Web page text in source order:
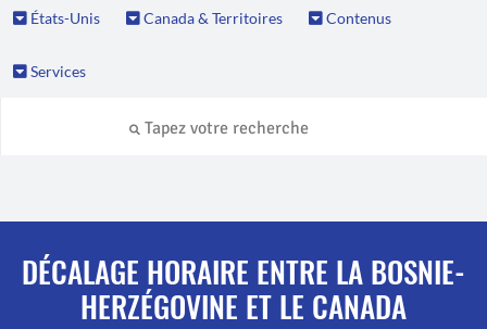
États-Unis Canada & Territoires Contenus
Services
DÉCALAGE HORAIRE ENTRE LA BOSNIE-
HERZÉGOVINE ET LE CANADA